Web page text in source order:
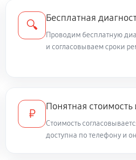
1360 руб
610 руб
🔍
Бесплатная
Проводим бесплатную
и согласовываем сроки
₽
Понятная стоимость
Стоимость
доступна по телефону и